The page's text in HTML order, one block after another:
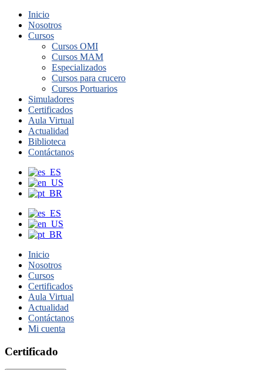
Inicio
Nosotros
Cursos
Cursos OMI
Cursos MAM
Especializados
Cursos para crucero
Cursos Portuarios
Simuladores
Certificados
Aula Virtual
Actualidad
Biblioteca
Contáctanos
Inicio
Nosotros
Cursos
Certificados
Aula Virtual
Actualidad
Contáctanos
Mi cuenta
Certificado